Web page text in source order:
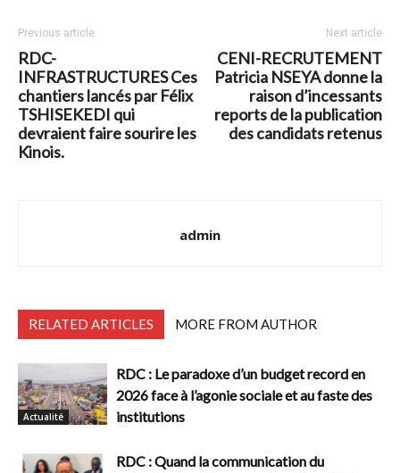
Previous article
RDC-
INFRASTRUCTURES Ces
chantiers lancés par Félix
TSHISEKEDI qui
devraient faire sourire les
Kinois.
Next article
CENI-RECRUTEMENT
Patricia NSEYA donne la
raison d’incessants
reports de la publication
des candidats retenus
admin
RELATED ARTICLES MORE FROM AUTHOR
Actualité
RDC : Le paradoxe d’un budget record en
2026 face à l’agonie sociale et au faste des
institutions
RDC : Quand la communication du